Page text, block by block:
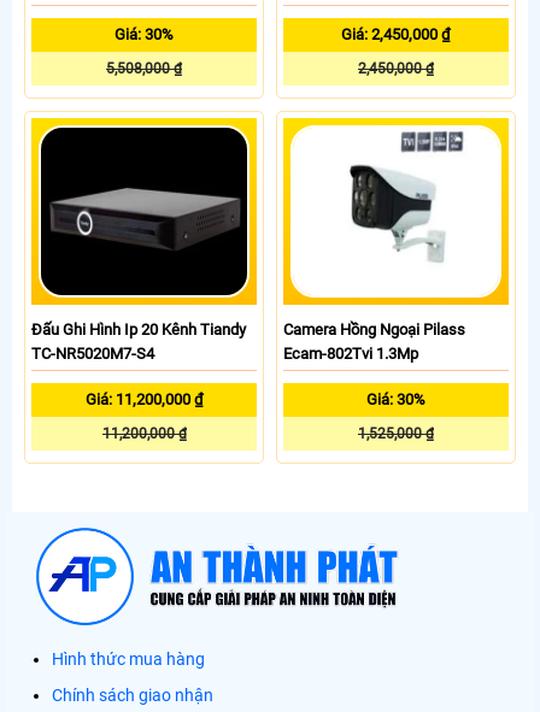
Giá: 30%
5,508,000 ₫
Giá: 2,450,000 ₫
2,450,000 ₫
Đấu Ghi Hình Ip 20 Kênh Tiandy
TC-NR5020M7-S4
Giá: 11,200,000 ₫
11,200,000 ₫
Camera Hồng Ngoại Pilass
Ecam-802Tvi 1.3Mp
Giá: 30%
1,525,000 ₫
Hình thức mua hàng
Chính sách giao nhận